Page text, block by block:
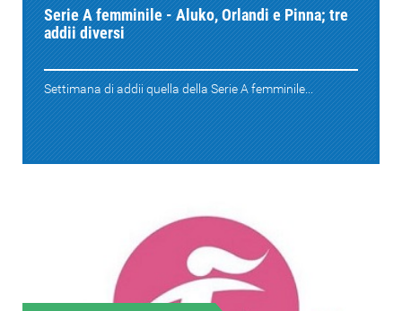
Serie A femminile - Aluko, Orlandi e Pinna; tre
addii diversi
Settimana di addii quella della Serie A femminile...